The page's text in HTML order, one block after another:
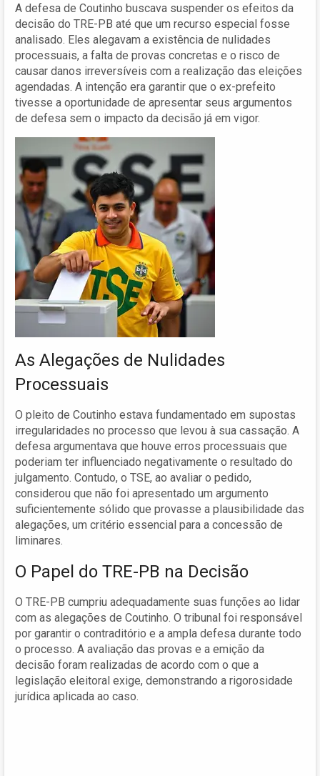
A defesa de Coutinho buscava suspender os efeitos da
decisão do TRE-PB até que um recurso especial fosse
analisado. Eles alegavam a existência de nulidades
processuais, a falta de provas concretas e o risco de
causar danos irreversíveis com a realização das eleições
agendadas. A intenção era garantir que o ex-prefeito
tivesse a oportunidade de apresentar seus argumentos
de defesa sem o impacto da decisão já em vigor.
As Alegações de Nulidades
Processuais
O pleito de Coutinho estava fundamentado em supostas
irregularidades no processo que levou à sua cassação. A
defesa argumentava que houve erros processuais que
poderiam ter influenciado negativamente o resultado do
julgamento. Contudo, o TSE, ao avaliar o pedido,
considerou que não foi apresentado um argumento
suficientemente sólido que provasse a plausibilidade das
alegações, um critério essencial para a concessão de
liminares.
O Papel do TRE-PB na Decisão
O TRE-PB cumpriu adequadamente suas funções ao lidar
com as alegações de Coutinho. O tribunal foi responsável
por garantir o contraditório e a ampla defesa durante todo
o processo. A avaliação das provas e a emição da
decisão foram realizadas de acordo com o que a
legislação eleitoral exige, demonstrando a rigorosidade
jurídica aplicada ao caso.